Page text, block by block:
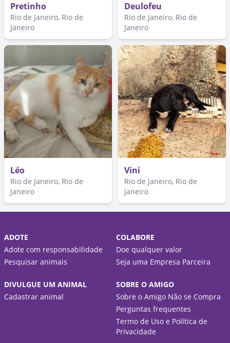
Pretinho
Rio de Janeiro, Rio de
Janeiro
Deulofeu
Rio de Janeiro, Rio de
Janeiro
Léo
Rio de Janeiro, Rio de
Janeiro
Vini
Rio de Janeiro, Rio de
Janeiro
ADOTE
Adote com responsabilidade
Pesquisar animais
COLABORE
Doe qualquer valor
Seja uma Empresa Parceira
DIVULGUE UM ANIMAL
Cadastrar animal
SOBRE O AMIGO
Sobre o Amigo Não se Compra
Perguntas frequentes
Termo de Uso e Política de
Privacidade